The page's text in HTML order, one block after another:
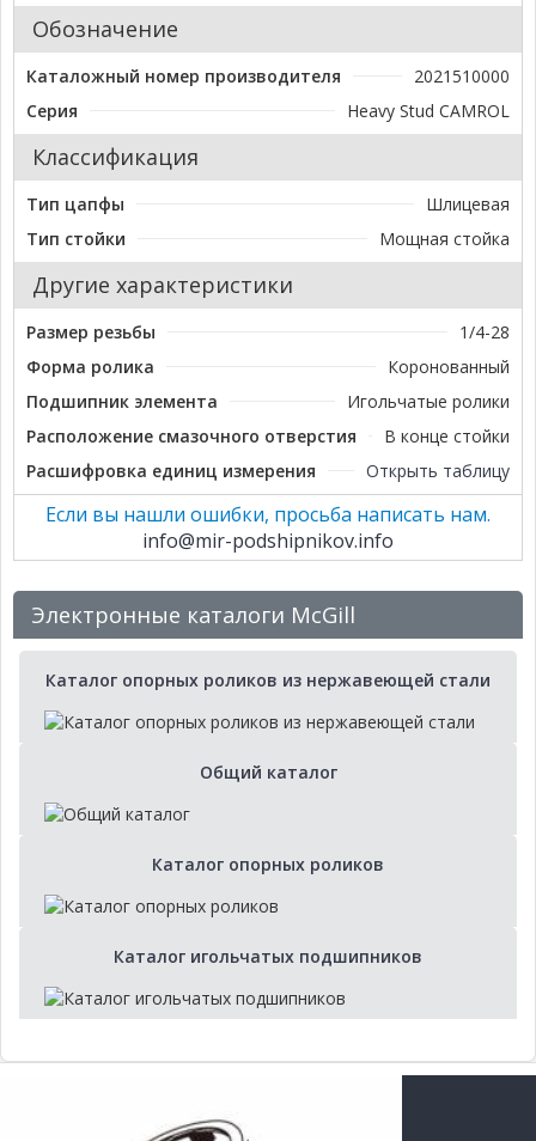
Обозначение
Каталожный номер производителя
2021510000
Серия
Heavy Stud CAMROL
Классификация
Тип цапфы
Шлицевая
Тип стойки
Мощная стойка
Другие характеристики
Размер резьбы
1/4-28
Форма ролика
Коронованный
Подшипник элемента
Игольчатые ролики
Расположение смазочного отверстия
В конце стойки
Расшифровка единиц измерения
Открыть таблицу
Если вы нашли ошибки, просьба написать нам.
info@mir-podshipnikov.info
Электронные каталоги McGill
Каталог опорных роликов из нержавеющей стали
Общий каталог
Каталог опорных роликов
Каталог игольчатых подшипников